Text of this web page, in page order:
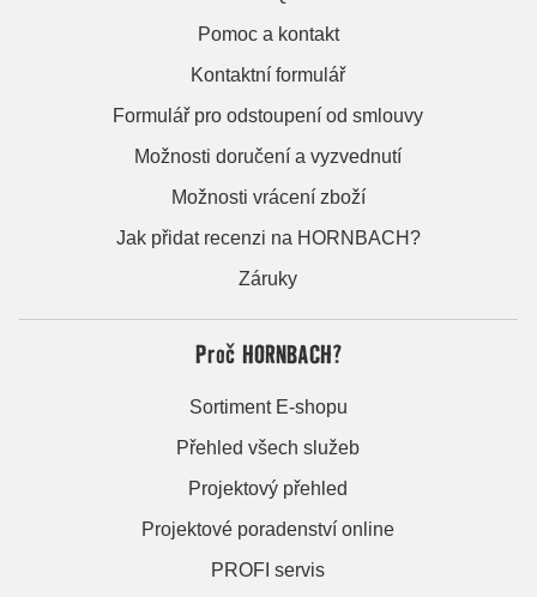
Pomoc a kontakt
Kontaktní formulář
Formulář pro odstoupení od smlouvy
Možnosti doručení a vyzvednutí
Možnosti vrácení zboží
Jak přidat recenzi na HORNBACH?
Záruky
Proč HORNBACH?
Sortiment E-shopu
Přehled všech služeb
Projektový přehled
Projektové poradenství online
PROFI servis